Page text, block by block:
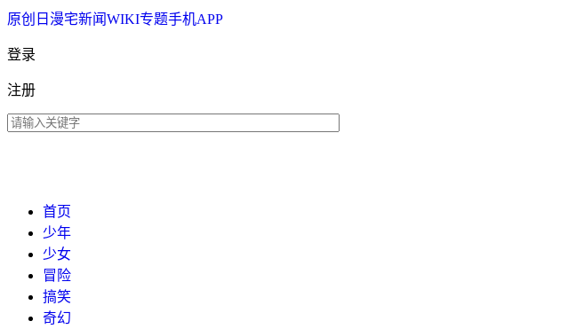
原创 日漫宅新闻WIKI专题手机APP
登录
注册
首页
少年
少女
冒险
搞笑
奇幻